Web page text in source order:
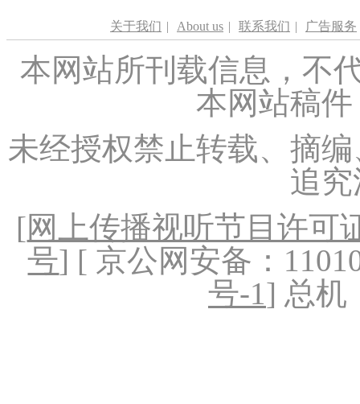
关于我们 | About us | 联系我们 | 广告服务
本网站所刊载信息，不
本网站稿
未经授权禁止转载、摘
追
[网上传播视听节目许可
号] [ 京公网安备：
号-1] 总机